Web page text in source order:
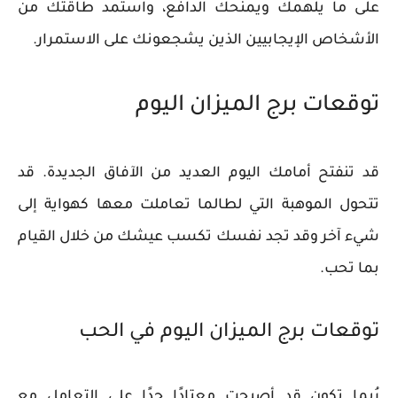
على ما يلهمك ويمنحك الدافع، واستمد طاقتك من
الأشخاص الإيجابيين الذين يشجعونك على الاستمرار.
توقعات برج الميزان اليوم
قد تنفتح أمامك اليوم العديد من الآفاق الجديدة. قد
تتحول الموهبة التي لطالما تعاملت معها كهواية إلى
شيء آخر وقد تجد نفسك تكسب عيشك من خلال القيام
بما تحب.
توقعات برج الميزان اليوم في الحب